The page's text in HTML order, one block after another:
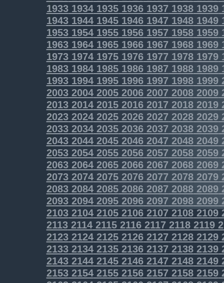
1933193419351936193719381939
1943194419451946194719481949
1953195419551956195719581959
1963196419651966196719681969
19731974197519761977 19781979
19831984198519861987 19881989
19931994199519961997 19981999
20032004200520062007 20082009
20132014201520162017 20182019
2023202420252026202720282029
20332034203520362037 20382039
20432044204520462047 20482049
20532054205520562057 20582059
20632064206520662067 20682069
20732074207520762077 20782079
20832084208520862087 20882089
20932094209520962097 20982099
2103210421052106210721082109
2113211421152116211721182119
2123212421252126212721282129
2133213421352136213721382139
2143214421452146214721482149
2153215421552156215721582159